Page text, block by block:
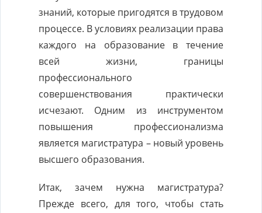
знаний, которые пригодятся в трудовом
процессе. В условиях реализации права
каждого на образование в течение
всей жизни, границы
профессионального
совершенствования практически
исчезают. Одним из инструментом
повышения профессионализма
является магистратура – новый уровень
высшего образования.
Итак, зачем нужна магистратура?
Прежде всего, для того, чтобы стать